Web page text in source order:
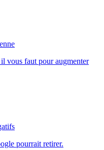
vous faut pour augmenter
pourrait retirer.